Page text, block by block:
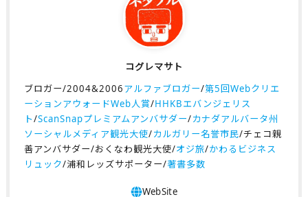
コグレマサト
ブロガー/2004&2006アルファブロガー/第5回Webクリエ
ーションアウォードWeb人賞/HHKBエバンジェリス
ト/ScanSnapプレミアムアンバサダー/カナダアルバータ州
ソーシャルメディア観光大使/カルガリー名誉市民/チェコ親
善アンバサダー/おくなわ観光大使/オジ旅/かわるビジネス
リュック/浦和レッズサポーター/著書多数